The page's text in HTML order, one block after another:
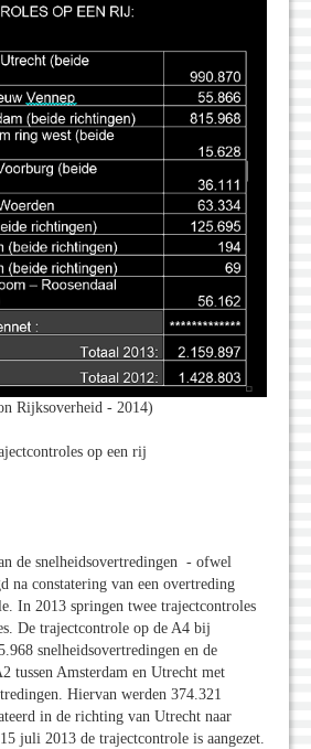
Rijksoverheid - 2014)
op een rij
de snelheidsovertredingen - ofwel
na constatering van een overtreding
In 2013 springen twee trajectcontroles
De trajectcontrole op de A4 bij
snelheidsovertredingen en de
tussen Amsterdam en Utrecht met
Hiervan werden 374.321
in de richting van Utrecht naar
juli 2013 de trajectcontrole is aangezet.